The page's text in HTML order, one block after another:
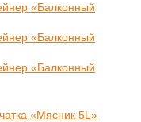
«Балконный
«Балконный
«Балконный
«Мясник 5L»